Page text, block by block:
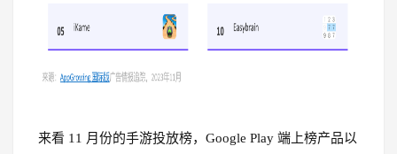
来看 11 月份的手游投放榜，Google Play 端上榜产品以